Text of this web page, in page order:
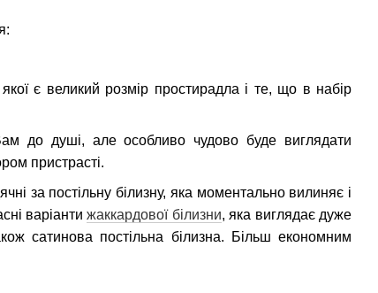
є великий розмір простирадла і те, що в набір
до душі, але особливо чудово буде виглядати
пристрасті.
за постільну білизну, яка моментально вилиняє і
варіантижаккардової білизни, яка виглядає дуже
сатинова постільна білизна. Більш економним